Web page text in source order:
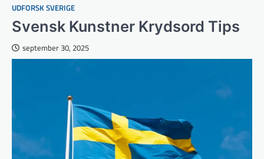
UDFORSK SVERIGE
Svensk Kunstner Krydsord Tips
september 30, 2025